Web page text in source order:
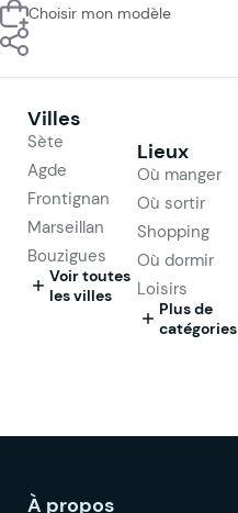
Choisir mon modèle
Villes
Sète
Agde
Frontignan
Marseillan
Bouzigues
Voir toutes
les villes
Lieux
Où manger
Où sortir
Shopping
Où dormir
Loisirs
Plus de
catégories
À propos